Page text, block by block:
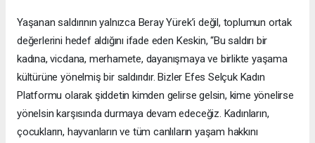
Yaşanan saldırının yalnızca Beray Yürek’i değil, toplumun ortak
değerlerini hedef aldığını ifade eden Keskin, “Bu saldırı bir
kadına, vicdana, merhamete, dayanışmaya ve birlikte yaşama
kültürüne yönelmiş bir saldırıdır. Bizler Efes Selçuk Kadın
Platformu olarak şiddetin kimden gelirse gelsin, kime yönelirse
yönelsin karşısında durmaya devam edeceğiz. Kadınların,
çocukların, hayvanların ve tüm canlıların yaşam hakkını